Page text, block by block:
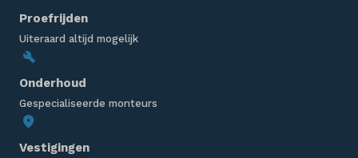
Proefrijden
Uiteraard altijd mogelijk
Onderhoud
Gespecialiseerde monteurs
Vestigingen